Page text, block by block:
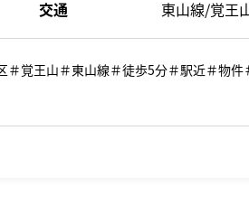
交通 東山線/覚
覚王山＃東山線＃徒歩5分＃駅近＃物